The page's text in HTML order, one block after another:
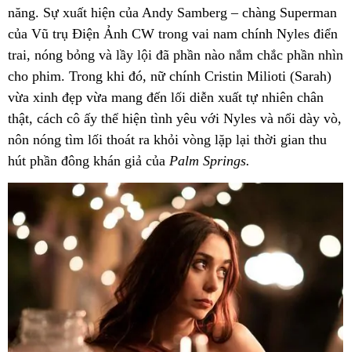
năng. Sự xuất hiện của Andy Samberg – chàng Superman
của Vũ trụ Điện Ảnh CW trong vai nam chính Nyles điển
trai, nóng bỏng và lầy lội đã phần nào nắm chắc phần nhìn
cho phim. Trong khi đó, nữ chính Cristin Milioti (Sarah)
vừa xinh đẹp vừa mang đến lối diễn xuất tự nhiên chân
thật, cách cô ấy thể hiện tình yêu với Nyles và nổi dày vò,
nôn nóng tìm lối thoát ra khỏi vòng lặp lại thời gian thu
hút phần đông khán giả của Palm Springs.